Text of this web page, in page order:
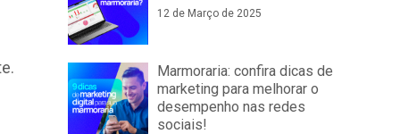
12 de Março de 2025
Marmoraria: confira dicas de
marketing para melhorar o
desempenho nas redes
sociais!